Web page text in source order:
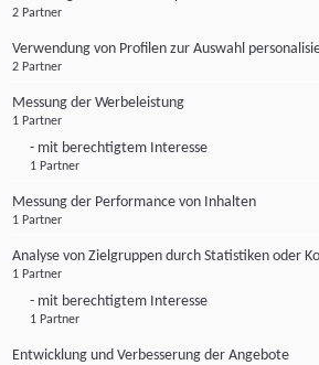
2 Partner
Verwendung von Profilen zur Auswahl
2 Partner
Messung der Werbeleistung
1 Partner
- mit berechtigtem Interesse
1 Partner
Messung der Performance von Inhalten
1 Partner
Analyse von Zielgruppen durch Statistiken oder
1 Partner
- mit berechtigtem Interesse
1 Partner
Entwicklung und Verbesserung der Angebote